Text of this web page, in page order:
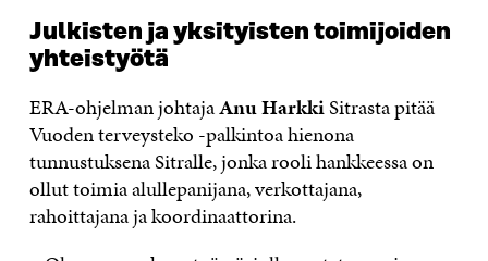
Julkisten ja yksityisten toimijoiden
yhteistyötä
ERA-ohjelman johtajaAnu HarkkiSitrasta pitää
Vuoden terveysteko -palkintoa hienona
tunnustuksena Sitralle, jonka rooli hankkeessa on
ollut toimia alullepanijana, verkottajana,
rahoittajana ja koordinaattorina.